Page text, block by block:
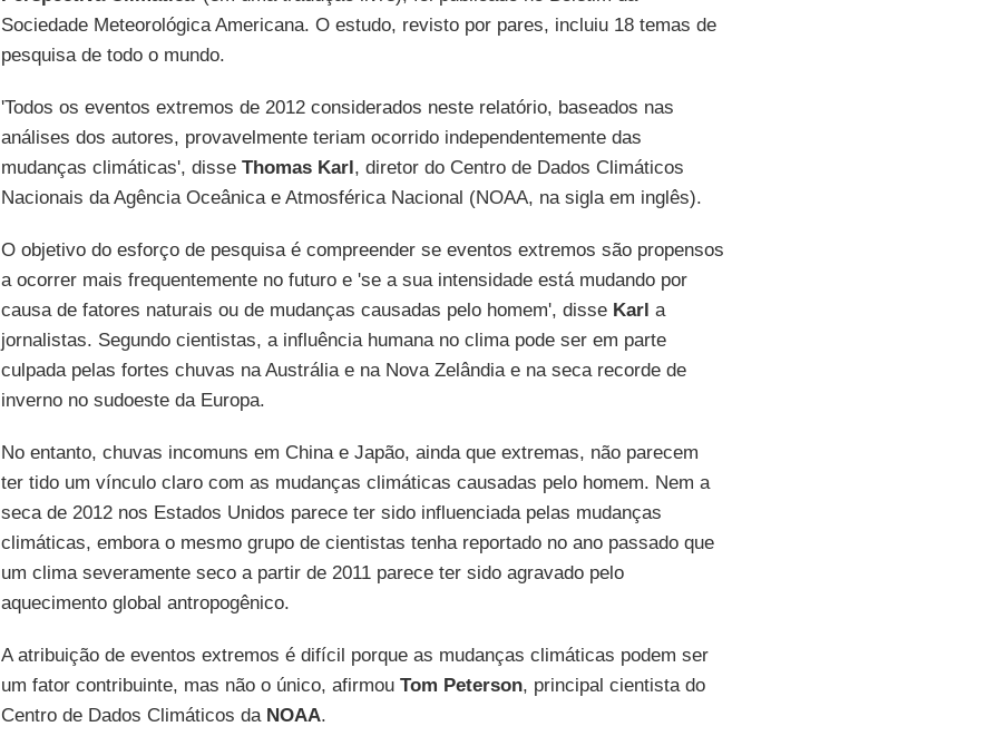
Sociedade Meteorológica Americana. O estudo, revisto por pares, incluiu 18 temas de
pesquisa de todo o mundo.
'Todos os eventos extremos de 2012 considerados neste relatório, baseados nas
análises dos autores, provavelmente teriam ocorrido independentemente das
mudanças climáticas', disseThomas Karl, diretor do Centro de Dados Climáticos
Nacionais da Agência Oceânica e Atmosférica Nacional (NOAA, na sigla em inglês).
O objetivo do esforço de pesquisa é compreender se eventos extremos são propensos
a ocorrer mais frequentemente no futuro e 'se a sua intensidade está mudando por
causa de fatores naturais ou de mudanças causadas pelo homem', disse Karl a
jornalistas. Segundo cientistas, a influência humana no clima pode ser em parte
culpada pelas fortes chuvas na Austrália e na Nova Zelândia e na seca recorde de
inverno no sudoeste da Europa.
No entanto, chuvas incomuns em China e Japão, ainda que extremas, não parecem
ter tido um vínculo claro com as mudanças climáticas causadas pelo homem. Nem a
seca de 2012 nos Estados Unidos parece ter sido influenciada pelas mudanças
climáticas, embora o mesmo grupo de cientistas tenha reportado no ano passado que
um clima severamente seco a partir de 2011 parece ter sido agravado pelo
aquecimento global antropogênico.
A atribuição de eventos extremos é difícil porque as mudanças climáticas podem ser
um fator contribuinte, mas não o único, afirmou Tom Peterson, principal cientista do
Centro de Dados Climáticos da NOAA.